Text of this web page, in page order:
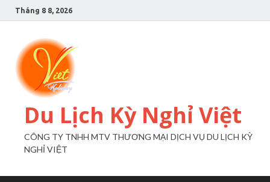
Tháng 8 8, 2026
Du Lịch Kỳ Nghỉ Việt
CÔNG TY TNHH MTV THƯƠNG MẠI DỊCH VỤ DU LỊCH KỲ
NGHỈ VIỆT